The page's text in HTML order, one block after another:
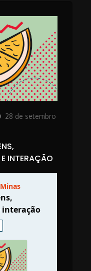
28 de setembro
INTERAÇÃO